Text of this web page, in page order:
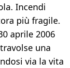
Incendi
più fragile.
aprile 2006
una
via la vita